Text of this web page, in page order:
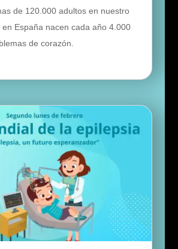
de 120.000 adultos en nuestro
en España nacen cada año 4.000
de corazón.